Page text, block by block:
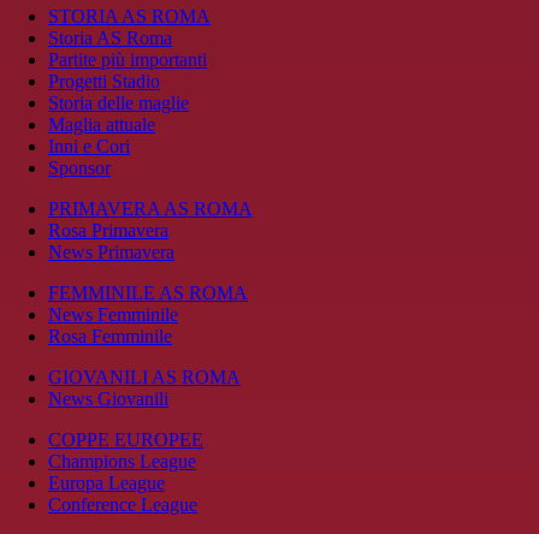
STORIA AS ROMA
Storia AS Roma
Partite più importanti
Progetti Stadio
Storia delle maglie
Maglia attuale
Inni e Cori
Sponsor
PRIMAVERA AS ROMA
Rosa Primavera
News Primavera
FEMMINILE AS ROMA
News Femminile
Rosa Femminile
GIOVANILI AS ROMA
News Giovanili
COPPE EUROPEE
Champions League
Europa League
Conference League